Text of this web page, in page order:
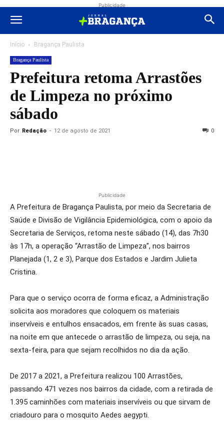
Publicidade
Início Bragança Paulista
Bragança Paulista
Prefeitura retoma Arrastões
de Limpeza no próximo
sábado
Por Redação - 12 de agosto de 2021 0
Publicidade
A Prefeitura de Bragança Paulista, por meio da Secretaria de
Saúde e Divisão de Vigilância Epidemiológica, com o apoio da
Secretaria de Serviços, retoma neste sábado (14), das 7h30
às 17h, a operação “Arrastão de Limpeza”, nos bairros
Planejada (1, 2 e 3), Parque dos Estados e Jardim Julieta
Cristina.
Para que o serviço ocorra de forma eficaz, a Administração
solicita aos moradores que coloquem os materiais
inservíveis e entulhos ensacados, em frente às suas casas,
na noite em que antecede o arrastão de limpeza, ou seja, na
sexta-feira, para que sejam recolhidos no dia da ação.
De 2017 a 2021, a Prefeitura realizou 100 Arrastões,
passando 471 vezes nos bairros da cidade, com a retirada de
1.395 caminhões com materiais inservíveis ou que sirvam de
criadouro para o mosquito Aedes aegypti.